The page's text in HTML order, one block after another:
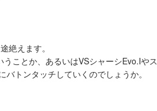
絶えます。
ことか、あるいはVSシャーシEvo.Iやス
トンタッチしていくのでしょうか。